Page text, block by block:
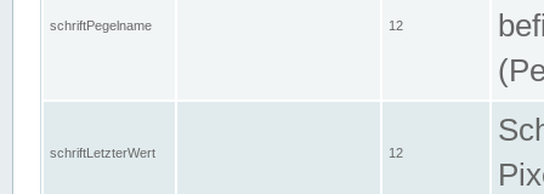
schriftPegelname 12
schriftLetzterWert 12